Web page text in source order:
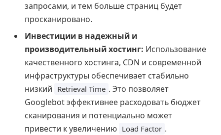
запросами, и тем больше страниц будет
просканировано.
Инвестиции в надежный и
производительный хостинг: Использование
качественного хостинга, CDN и современной
инфраструктуры обеспечивает стабильно
низкий Retrieval Time . Это позволяет
Googlebot эффективнее расходовать бюджет
сканирования и потенциально может
привести к увеличению Load Factor .